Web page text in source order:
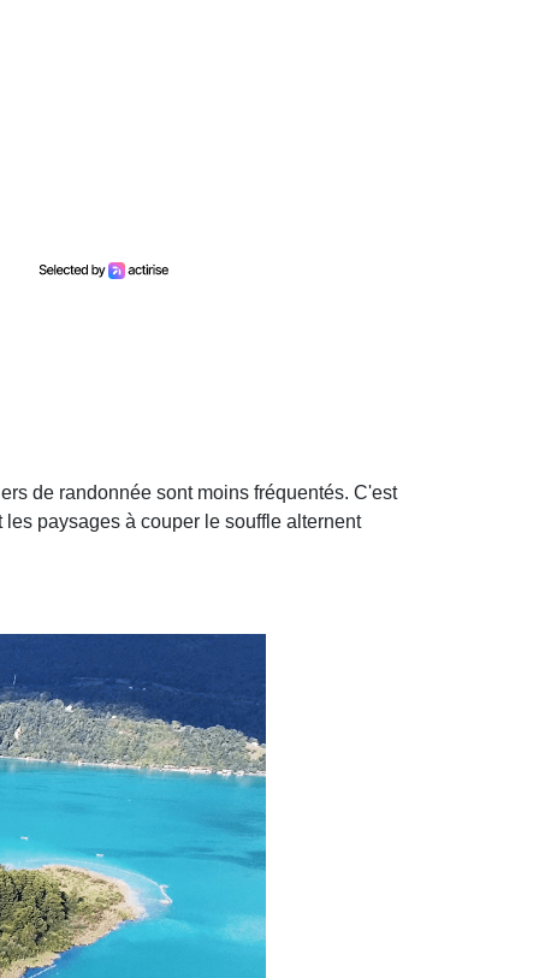
de randonnée sont moins fréquentés. C'est
paysages à couper le souffle alternent